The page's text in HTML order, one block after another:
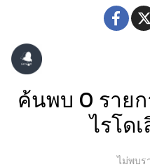
ค้นพบ 0 ราย
ไรโด
ไม่พบร